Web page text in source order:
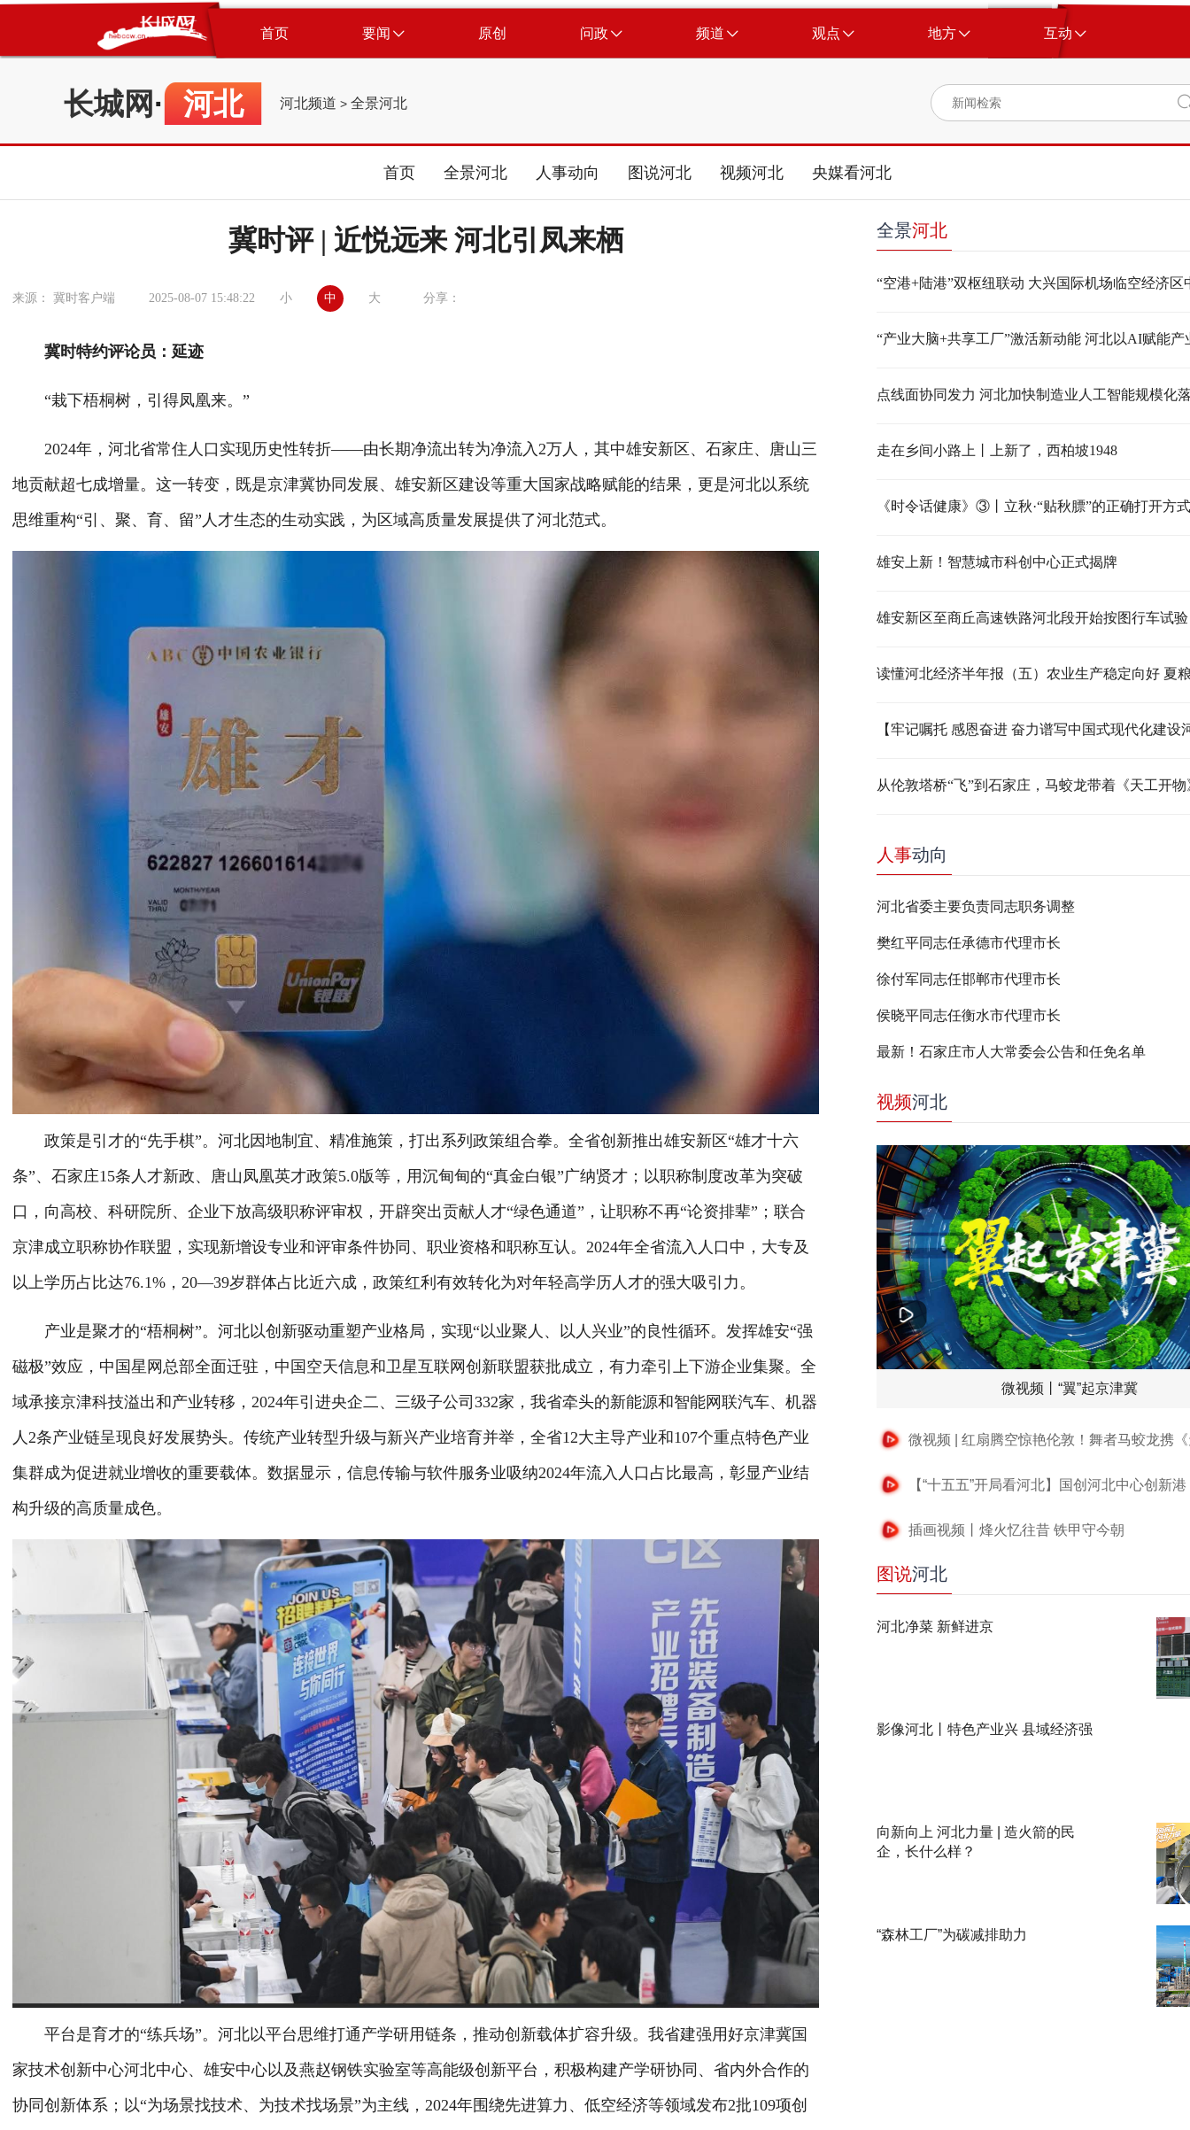
首页 要闻 原创 问政 频道 观点 地方 互动
长城网 · 河北 河北频道 > 全景河北
首页 全景河北 人事动向 图说河北 视频河北 央媒看河北
冀时评 | 近悦远来 河北引凤来栖
来源： 冀时客户端 2025-08-07 15:48:22 小 中 大 分享：
冀时特约评论员：延迹
“栽下梧桐树，引得凤凰来。”
2024年，河北省常住人口实现历史性转折——由长期净流出转为净流入2万人，其中雄安新区、石家庄、唐山三
地贡献超七成增量。这一转变，既是京津冀协同发展、雄安新区建设等重大国家战略赋能的结果，更是河北以系统
思维重构“引、聚、育、留”人才生态的生动实践，为区域高质量发展提供了河北范式。
政策是引才的“先手棋”。河北因地制宜、精准施策，打出系列政策组合拳。全省创新推出雄安新区“雄才十六
条”、石家庄15条人才新政、唐山凤凰英才政策5.0版等，用沉甸甸的“真金白银”广纳贤才；以职称制度改革为突破
口，向高校、科研院所、企业下放高级职称评审权，开辟突出贡献人才“绿色通道”，让职称不再“论资排辈”；联合
京津成立职称协作联盟，实现新增设专业和评审条件协同、职业资格和职称互认。2024年全省流入人口中，大专及
以上学历占比达76.1%，20—39岁群体占比近六成，政策红利有效转化为对年轻高学历人才的强大吸引力。
产业是聚才的“梧桐树”。河北以创新驱动重塑产业格局，实现“以业聚人、以人兴业”的良性循环。发挥雄安“强
磁极”效应，中国星网总部全面迁驻，中国空天信息和卫星互联网创新联盟获批成立，有力牵引上下游企业集聚。全
域承接京津科技溢出和产业转移，2024年引进央企二、三级子公司332家，我省牵头的新能源和智能网联汽车、机器
人2条产业链呈现良好发展势头。传统产业转型升级与新兴产业培育并举，全省12大主导产业和107个重点特色产业
集群成为促进就业增收的重要载体。数据显示，信息传输与软件服务业吸纳2024年流入人口占比最高，彰显产业结
构升级的高质量成色。
平台是育才的“练兵场”。河北以平台思维打通产学研用链条，推动创新载体扩容升级。我省建强用好京津冀国
家技术创新中心河北中心、雄安中心以及燕赵钢铁实验室等高能级创新平台，积极构建产学研协同、省内外合作的
协同创新体系；以“为场景找技术、为技术找场景”为主线，2024年围绕先进算力、低空经济等领域发布2批109项创
全景河北
点线面协同发力 河北加快制造业人工智能规模化
走在乡间小路上丨上新了，西柏坡1948
《时令话健康》③丨立秋·“贴秋膘”的正确打开方式
雄安上新！智慧城市科创中心正式揭牌
雄安新区至商丘高速铁路河北段开始按图行车试验
从伦敦塔桥“飞”到石家庄，马蛟龙带着《天工开
人事动向
河北省委主要负责同志职务调整
樊红平同志任承德市代理市长
徐付军同志任邯郸市代理市长
侯晓平同志任衡水市代理市长
最新！石家庄市人大常委会公告和任免名单
视频河北
微视频丨“翼”起京津冀
插画视频丨烽火忆往昔 铁甲守今朝
图说河北
河北净菜 新鲜进京
影像河北丨特色产业兴 县域经济强
向新向上 河北力量 | 造火箭的民
企，长什么样？
“森林工厂”为碳减排助力